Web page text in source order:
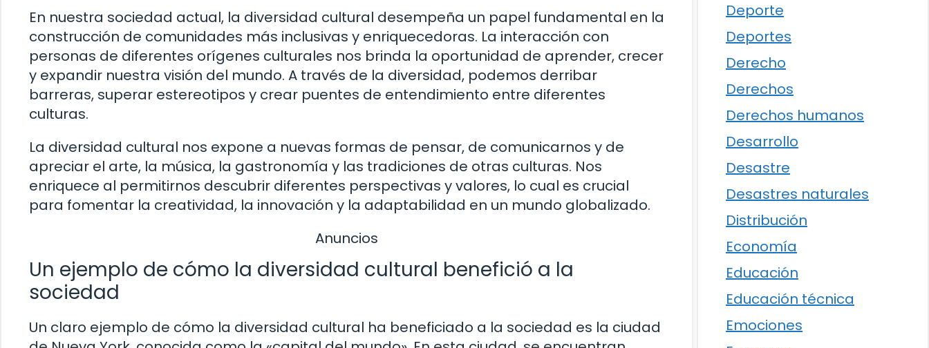
En nuestra sociedad actual, la diversidad cultural desempeña un papel fundamental en la
construcción de comunidades más inclusivas y enriquecedoras. La interacción con
personas de diferentes orígenes culturales nos brinda la oportunidad de aprender, crecer
y expandir nuestra visión del mundo. A través de la diversidad, podemos derribar
barreras, superar estereotipos y crear puentes de entendimiento entre diferentes
culturas.
La diversidad cultural nos expone a nuevas formas de pensar, de comunicarnos y de
apreciar el arte, la música, la gastronomía y las tradiciones de otras culturas. Nos
enriquece al permitirnos descubrir diferentes perspectivas y valores, lo cual es crucial
para fomentar la creatividad, la innovación y la adaptabilidad en un mundo globalizado.
Anuncios
Un ejemplo de cómo la diversidad cultural benefició a la
sociedad
Un claro ejemplo de cómo la diversidad cultural ha beneficiado a la sociedad es la ciudad
Deporte
Deportes
Derecho
Derechos
Derechos humanos
Desarrollo
Desastre
Desastres naturales
Distribución
Economía
Educación
Educación técnica
Emociones